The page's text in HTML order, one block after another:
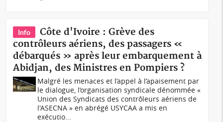
Info
Côte d'Ivoire : Grève des
contrôleurs aériens, des passagers «
débarqués » après leur embarquement à
Abidjan, des Ministres en Pompiers ?
Malgré les menaces et l’appel à l’apaisement par
le dialogue, l’organisation syndicale dénommée «
Union des Syndicats des contrôleurs aériens de
l'ASECNA » en abrégé USYCAA a mis en
exécutio...